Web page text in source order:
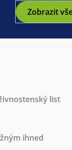
Zobrazit
list
ihned